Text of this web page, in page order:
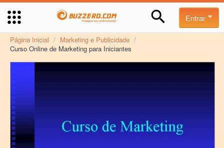
Entrar
Página Inicial / Marketing e Publicidade /
Curso Online de Marketing para Iniciantes